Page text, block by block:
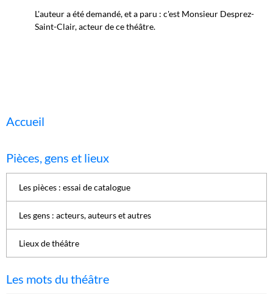
L'auteur a été demandé, et a paru : c'est Monsieur Desprez-
Saint-Clair, acteur de ce théâtre.
Accueil
Pièces, gens et lieux
Les pièces : essai de catalogue
Les gens : acteurs, auteurs et autres
Lieux de théâtre
Les mots du théâtre